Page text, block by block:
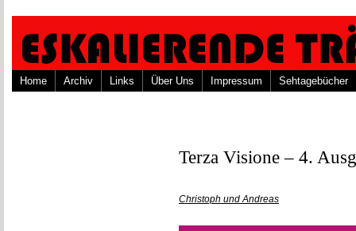
Home Archiv Links Über Uns Impressum Sehtagebücher
Terza Visione – 4.
Christoph und Andreas